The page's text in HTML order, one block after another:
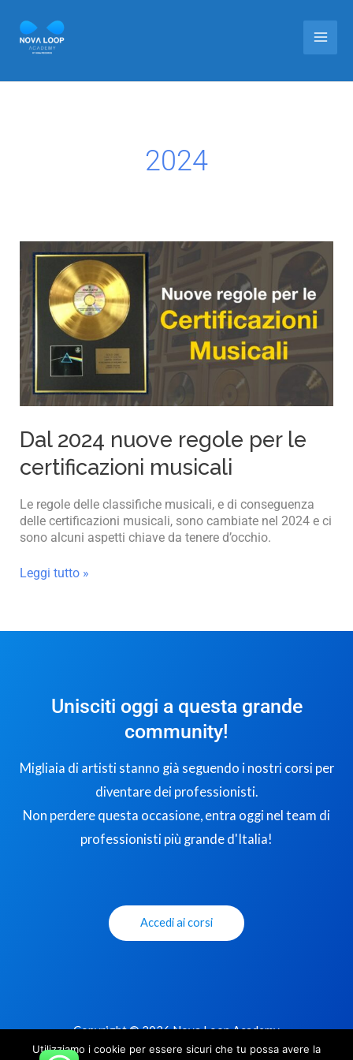
contenuto
2024
Dal 2024 nuove regole per le
certificazioni musicali
Le regole delle classifiche musicali, e di conseguenza
delle certificazioni musicali, sono cambiate nel 2024 e ci
sono alcuni aspetti chiave da tenere d’occhio.
Dal
nuove
regole
per
le
certificazioni
musicali
Leggi tutto »
Unisciti oggi a questa grande
community!
Migliaia di artisti stanno già seguendo i nostri corsi per
diventare dei professionisti.
Non perdere questa occasione, entra oggi nel team di
professionisti più grande d'Italia!
Accedi ai corsi
Copyright © 2026 Nova Loop Academy
Privacy Policy|Termini e Condizioni
Utilizziamo i cookie per essere sicuri che tu possa avere la